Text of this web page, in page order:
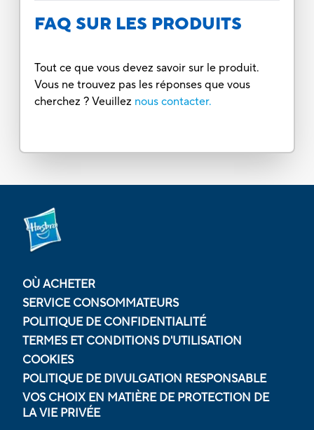
FAQ SUR LES PRODUITS
Tout ce que vous devez savoir sur le produit.
Vous ne trouvez pas les réponses que vous
cherchez ? Veuillez nous contacter.
OÙ ACHETER
SERVICE CONSOMMATEURS
POLITIQUE DE CONFIDENTIALITÉ
TERMES ET CONDITIONS D'UTILISATION
COOKIES
POLITIQUE DE DIVULGATION RESPONSABLE
VOS CHOIX EN MATIÈRE DE PROTECTION DE
LA VIE PRIVÉE